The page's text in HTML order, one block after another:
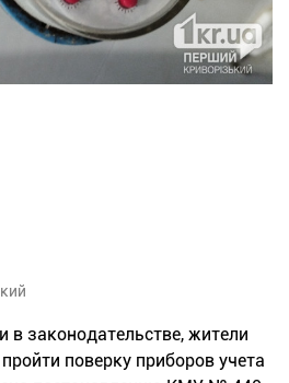
в законодательстве, жители
поверку приборов учета